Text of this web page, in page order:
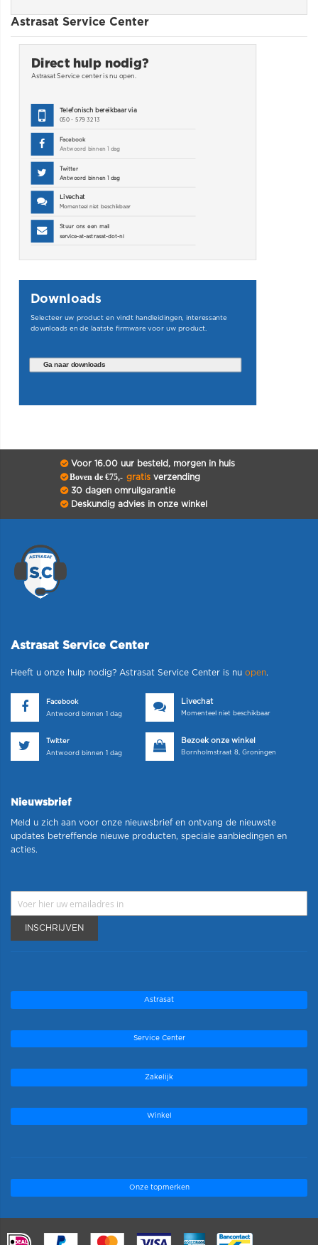
Astrasat Service Center
Direct hulp nodig?
Astrasat Service center is nu open.
Telefonisch bereikbaar via
050 - 579 32 13
Facebook
Antwoord binnen 1 dag
Twitter
Antwoord binnen 1 dag
Livechat
Momenteel niet beschikbaar
Stuur ons een mail
service-at-astrasat-dot-nl
Downloads
Selecteer uw product en vindt handleidingen, interessante
downloads en de laatste firmware voor uw product.
Ga naar downloads
Voor 16.00 uur besteld, morgen in huis
Boven de €75,- gratisverzending
30 dagen omruilgarantie
Deskundig advies in onze winkel
Astrasat Service Center
Heeft u onze hulp nodig? Astrasat Service Center is nu open.
Facebook
Antwoord binnen 1 dag
Livechat
Momenteel niet beschikbaar
Twitter
Antwoord binnen 1 dag
Bezoek onze winkel
Bornholmstraat 8, Groningen
Nieuwsbrief
Meld u zich aan voor onze nieuwsbrief en ontvang de nieuwste
updates betreffende nieuwe producten, speciale aanbiedingen en
acties.
INSCHRIJVEN
Astrasat
Service Center
Zakelijk
Winkel
Onze topmerken
.